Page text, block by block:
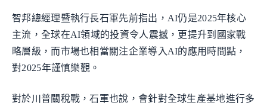
智邦總經理暨執行長石軍先前指出，AI仍是2025年核心
主流，全球在AI領域的投資令人震撼，更提升到國家戰
略層級，而市場也相當關注企業導入AI的應用時間點，
對2025年謹慎樂觀。
對於川普關稅戰，石軍也說，會針對全球生產基地進行多